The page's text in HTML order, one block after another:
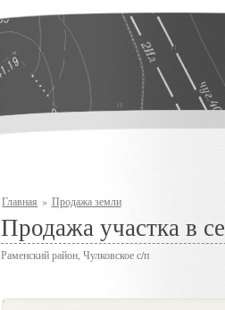
Главная » Продажа земли
Продажа участка в
Раменский район, Чулковское с/п